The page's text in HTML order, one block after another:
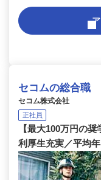
セコムの総合職
セコム株式会社
正社員
【最大100万円の
利厚生充実／平均